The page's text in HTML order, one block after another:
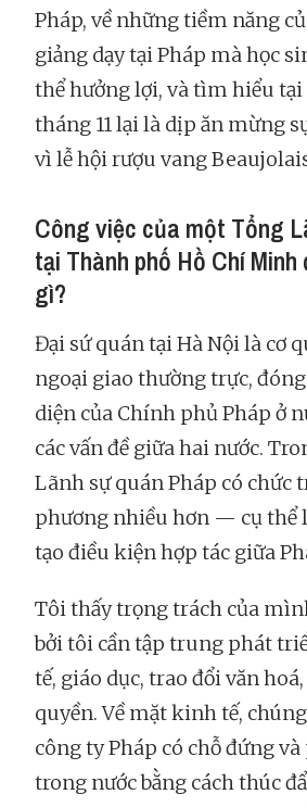
Pháp, về những tiềm năng
giảng dạy tại Pháp mà học
thể hưởng lợi, và tìm hiểu tại
tháng 11 lại là dịp ăn mừng
vì lễ hội rượu vang
Công việc của một Tổng
tại Thành phố Hồ Chí
gì?
Đại sứ quán tại Hà Nội là cơ
ngoại giao thường trực,
diện của Chính phủ Pháp ở
các vấn đề giữa hai nước.
Lãnh sự quán Pháp có chức
phương nhiều hơn — cụ thể
tạo điều kiện hợp tác giữa
Tôi thấy trọng trách của
bởi tôi cần tập trung phát
tế, giáo dục, trao đổi văn
quyền. Về mặt kinh tế,
công ty Pháp có chỗ đứng
trong nước bằng cách thúc